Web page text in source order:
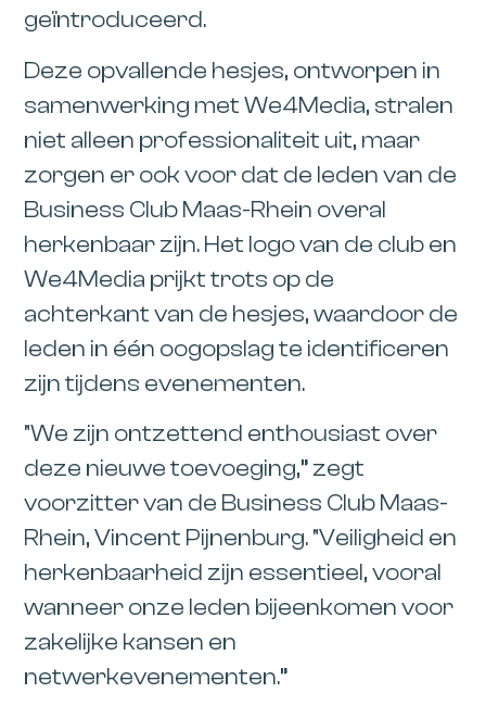
geïntroduceerd.
Deze opvallende hesjes, ontworpen in
samenwerking met We4Media, stralen
niet alleen professionaliteit uit, maar
zorgen er ook voor dat de leden van de
Business Club Maas-Rhein overal
herkenbaar zijn. Het logo van de club en
We4Media prijkt trots op de
achterkant van de hesjes, waardoor de
leden in één oogopslag te identificeren
zijn tijdens evenementen.
“We zijn ontzettend enthousiast over
deze nieuwe toevoeging,” zegt
voorzitter van de Business Club Maas-
Rhein, Vincent Pijnenburg. “Veiligheid en
herkenbaarheid zijn essentieel, vooral
wanneer onze leden bijeenkomen voor
zakelijke kansen en
netwerkevenementen.”